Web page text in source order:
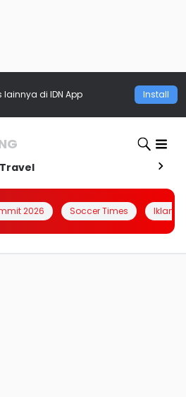
lainnya di IDN App Install
Travel
2026 Soccer Times Iklanin